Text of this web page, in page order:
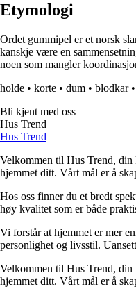
Etymologi
Ordet gummipel er et norsk
kanskje være en
noen som mangler
holde • korte • dum • blodkar•
Bli kjent med oss
Hus Trend
Hus Trend
Velkommen til Hus Trend, din
hjemmet ditt. Vårt mål er å
Hos oss finner du et bredt
høy kvalitet som er både
Vi forstår at hjemmet er mer
personlighet og livsstil.
Velkommen til Hus Trend, din
hjemmet ditt. Vårt mål er å